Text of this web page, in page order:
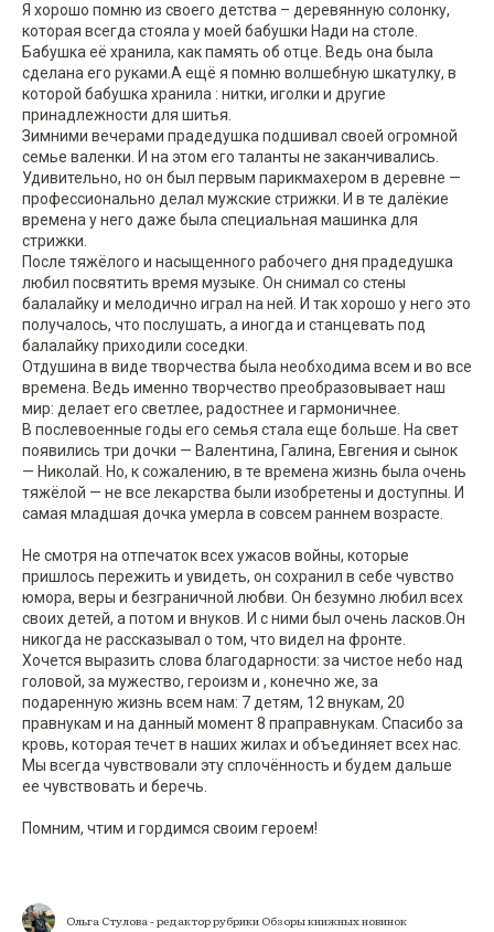
Я хорошо помню из своего детства – деревянную солонку,
которая всегда стояла у моей бабушки Нади на столе.
Бабушка её хранила, как память об отце. Ведь она была
сделана его руками.А ещё я помню волшебную шкатулку, в
которой бабушка хранила : нитки, иголки и другие
принадлежности для шитья.
Зимними вечерами прадедушка подшивал своей огромной
семье валенки. И на этом его таланты не заканчивались.
Удивительно, но он был первым парикмахером в деревне —
профессионально делал мужские стрижки. И в те далёкие
времена у него даже была специальная машинка для
стрижки.
После тяжёлого и насыщенного рабочего дня прадедушка
любил посвятить время музыке. Он снимал со стены
балалайку и мелодично играл на ней. И так хорошо у него это
получалось, что послушать, а иногда и станцевать под
балалайку приходили соседки.
Отдушина в виде творчества была необходима всем и во все
времена. Ведь именно творчество преобразовывает наш
мир: делает его светлее, радостнее и гармоничнее.
В послевоенные годы его семья стала еще больше. На свет
появились три дочки — Валентина, Галина, Евгения и сынок
— Николай. Но, к сожалению, в те времена жизнь была очень
тяжёлой — не все лекарства были изобретены и доступны. И
самая младшая дочка умерла в совсем раннем возрасте.
Не смотря на отпечаток всех ужасов войны, которые
пришлось пережить и увидеть, он сохранил в себе чувство
юмора, веры и безграничной любви. Он безумно любил всех
своих детей, а потом и внуков. И с ними был очень ласков.Он
никогда не рассказывал о том, что видел на фронте.
Хочется выразить слова благодарности: за чистое небо над
головой, за мужество, героизм и , конечно же, за
подаренную жизнь всем нам: 7 детям, 12 внукам, 20
правнукам и на данный момент 8 праправнукам. Спасибо за
кровь, которая течет в наших жилах и объединяет всех нас.
Мы всегда чувствовали эту сплочённость и будем дальше
ее чувствовать и беречь.
Помним, чтим и гордимся своим героем!
Ольга Стулова - редактор рубрики Обзоры книжных новинок